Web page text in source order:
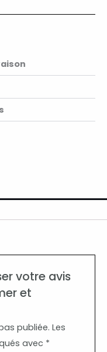
votre avis
et
publiée. Les
avec *